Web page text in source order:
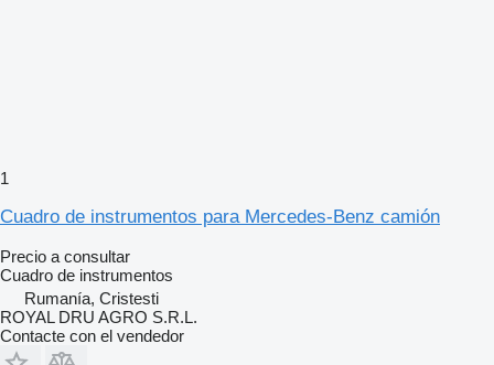
1
Cuadro de instrumentos para Mercedes-Benz camión
Precio a consultar
Cuadro de instrumentos
Rumanía, Cristesti
ROYAL DRU AGRO S.R.L.
Contacte con el vendedor